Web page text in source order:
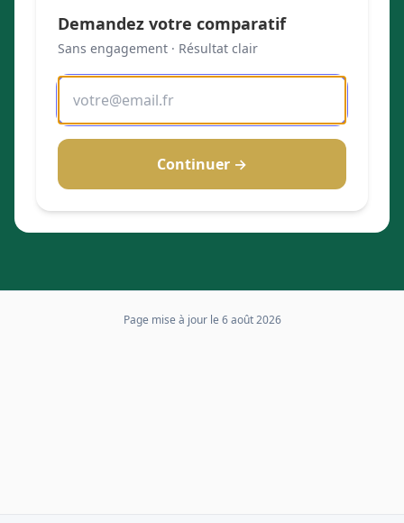
Demandez votre comparatif
Sans engagement · Résultat clair
Continuer →
Page mise à jour le 6 août 2026